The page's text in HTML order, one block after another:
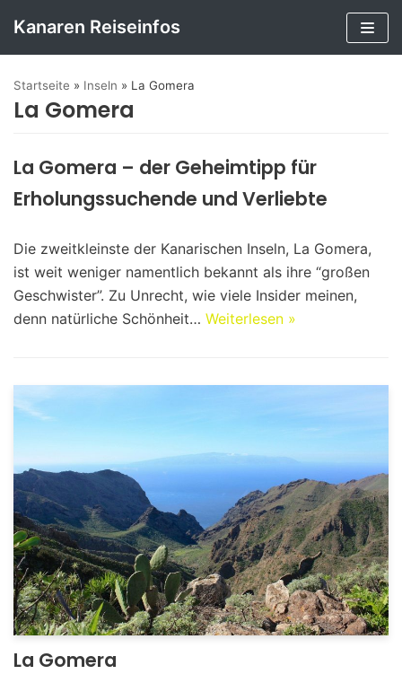
Kanaren Reiseinfos
Startseite » Inseln » La Gomera
La Gomera
La Gomera – der Geheimtipp für
Erholungssuchende und Verliebte
Die zweitkleinste der Kanarischen Inseln, La Gomera,
ist weit weniger namentlich bekannt als ihre “großen
Geschwister”. Zu Unrecht, wie viele Insider meinen,
denn natürliche Schönheit… Weiterlesen »
La Gomera